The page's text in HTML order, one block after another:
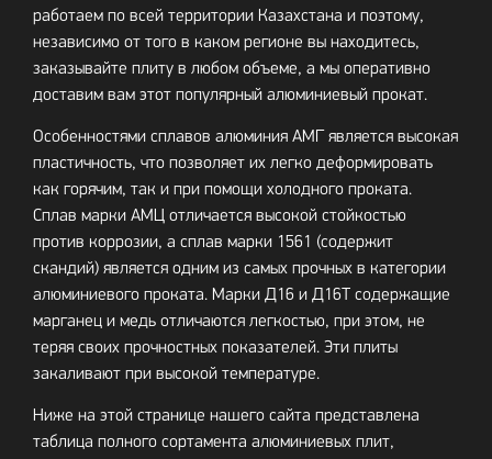
работаем по всей территории Казахстана и поэтому,
независимо от того в каком регионе вы находитесь,
заказывайте плиту в любом объеме, а мы оперативно
доставим вам этот популярный алюминиевый прокат.
Особенностями сплавов алюминия АМГ является высокая
пластичность, что позволяет их легко деформировать
как горячим, так и при помощи холодного проката.
Сплав марки АМЦ отличается высокой стойкостью
против коррозии, а сплав марки 1561 (содержит
скандий) является одним из самых прочных в категории
алюминиевого проката. Марки Д16 и Д16Т содержащие
марганец и медь отличаются легкостью, при этом, не
теряя своих прочностных показателей. Эти плиты
закаливают при высокой температуре.
Ниже на этой странице нашего сайта представлена
таблица полного сортамента алюминиевых плит,